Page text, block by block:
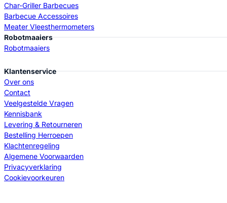
Char-Griller Barbecues
Barbecue Accessoires
Meater Vleesthermometers
Robotmaaiers
Robotmaaiers
Klantenservice
Over ons
Contact
Veelgestelde Vragen
Kennisbank
Levering & Retourneren
Bestelling Herroepen
Klachtenregeling
Algemene Voorwaarden
Privacyverklaring
Cookievoorkeuren